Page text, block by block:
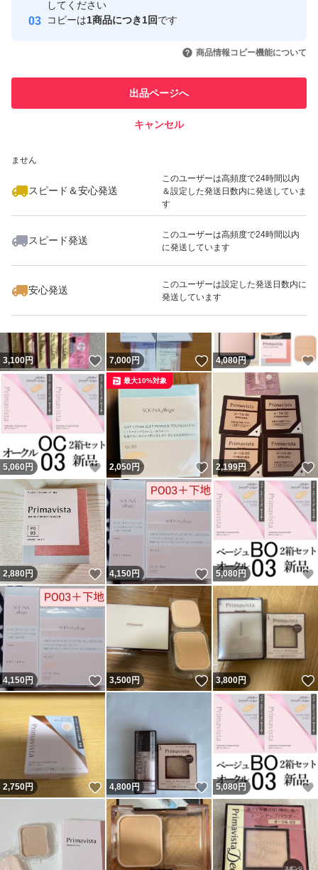
取引実績
引を完了させた実績があります
での取引実績があります
ません
スピード＆安心発送
このユーザーは高頻度で24時間以内
＆設定した発送日数内に発送していま
す
スピード発送
このユーザーは高頻度で24時間以内
に発送しています
安心発送
このユーザーは設定した発送日数内に
発送しています
してください
コピーは1商品につき1回です
商品情報コピー機能について
出品ページへ
キャンセル
いいね！
2,640
3,100円 いいね！
7,000円 いいね！
4,080円
5,060 円 いいね！
2,050円 いいね！
最大10%対象
2,199円
2,880円 いいね！
4,150円 いいね！
5,080 円
4,150円 いいね！
3,500円 いいね！
3,800円
2,750円 いいね！
4,800円 いいね！
5,080 円